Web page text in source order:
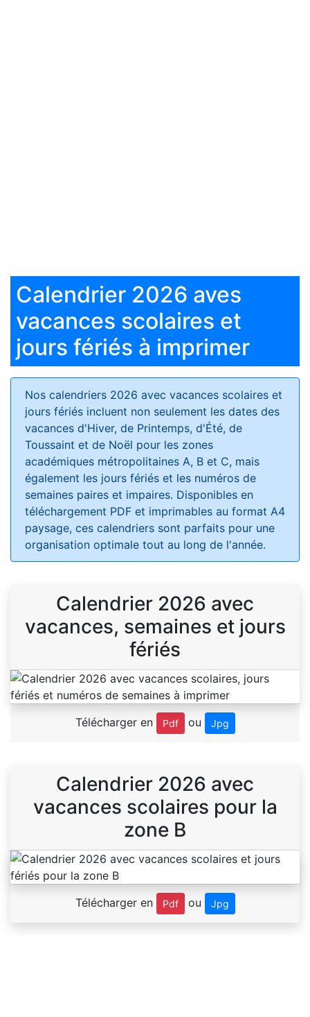
Calendrier 2026 aves
vacances scolaires et
jours fériés à imprimer
Nos calendriers 2026 avec vacances scolaires et
jours fériés incluent non seulement les dates des
vacances d'Hiver, de Printemps, d'Été, de
Toussaint et de Noël pour les zones
académiques métropolitaines A, B et C, mais
également les jours fériés et les numéros de
semaines paires et impaires. Disponibles en
téléchargement PDF et imprimables au format A4
paysage, ces calendriers sont parfaits pour une
organisation optimale tout au long de l'année.
Calendrier 2026 avec
vacances, semaines et jours
fériés
Télécharger en Pdf ou Jpg
Calendrier 2026 avec
vacances scolaires pour la
zone B
Télécharger en Pdf ou Jpg